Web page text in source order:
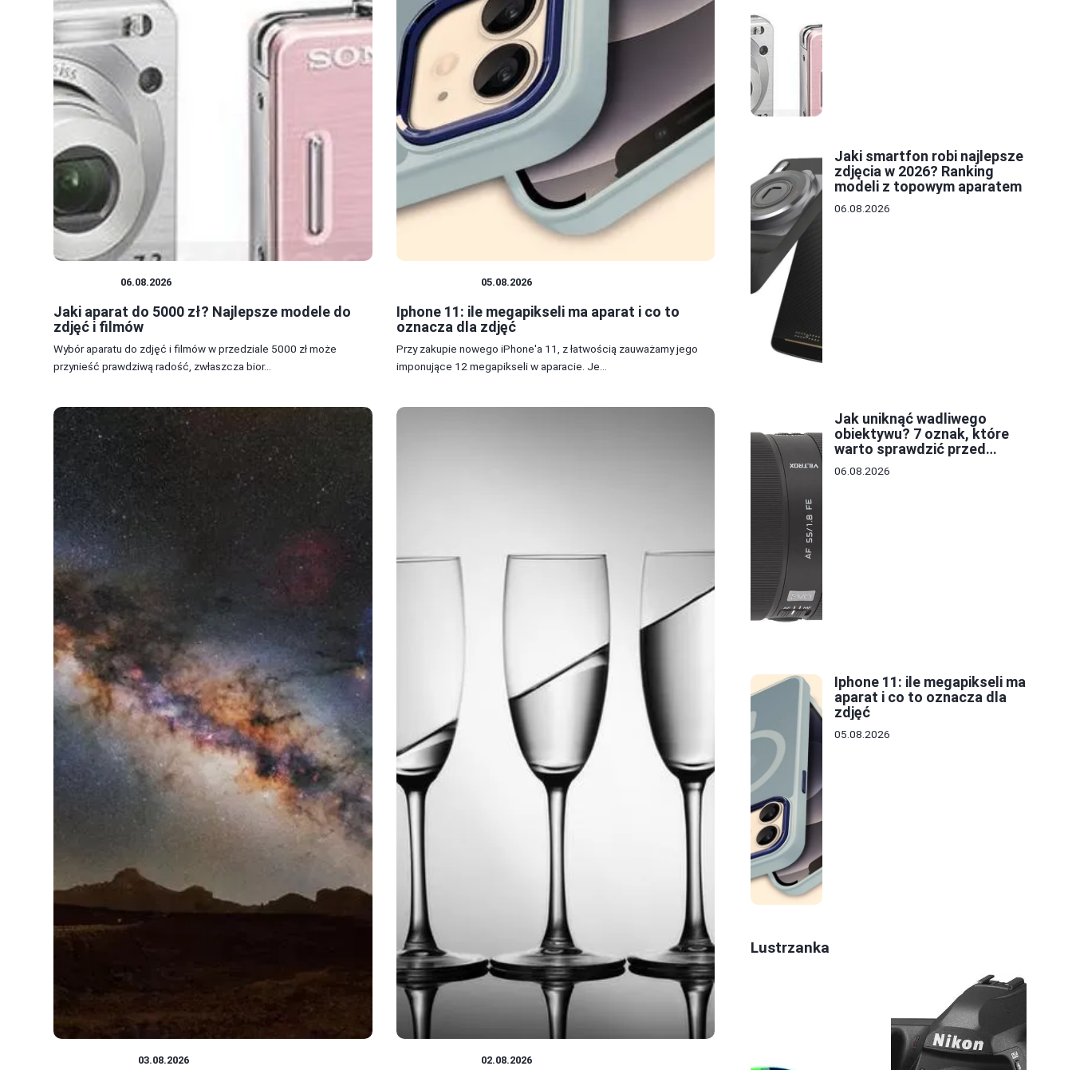
06.08.2026
Jaki aparat do 5000 zł? Najlepsze modele do
zdjęć i filmów
Wybór aparatu do zdjęć i filmów w przedziale 5000 zł może
przynieść prawdziwą radość, zwłaszcza bior...
05.08.2026
Iphone 11: ile megapikseli ma aparat i co to
oznacza dla zdjęć
Przy zakupie nowego iPhone'a 11, z łatwością zauważamy jego
imponujące 12 megapikseli w aparacie. Je...
03.08.2026 02.08.2026
Jaki smartfon robi najlepsze
zdjęcia w 2026? Ranking
modeli z topowym aparatem
06.08.2026
Jak uniknąć wadliwego
obiektywu? 7 oznak, które
warto sprawdzić przed
zakupem
06.08.2026
Iphone 11: ile megapikseli ma
aparat i co to oznacza dla
zdjęć
05.08.2026
Lustrzanka